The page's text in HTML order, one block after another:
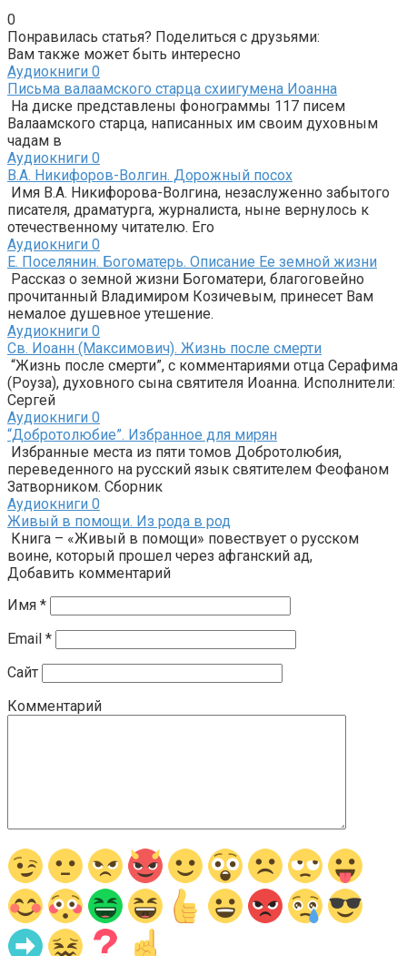
0
Понравилась статья? Поделиться с друзьями:
Вам также может быть интересно
Аудиокниги 0
Письма валаамского старца схиигумена Иоанна
На диске представлены фонограммы 117 писем
Валаамского старца, написанных им своим духовным
чадам в
Аудиокниги 0
В.А. Никифоров-Во​лгин. Дорожный посох
Имя В.А. Никифорова-Волгина, незаслуженно забытого
писателя, драматурга, журналиста, ныне вернулось к
отечественному читателю. Его
Аудиокниги 0
Е. Поселянин. Богоматерь. Описание Ее земной жизни
Рассказ о земной жизни Богоматери, благоговейно
прочитанный Владимиром Козичевым, принесет Вам
немалое душевное утешение.
Аудиокниги 0
Св. Иоанн (Максимович). Жизнь после смерти
“Жизнь после смерти”, с комментариями отца Серафима
(Роуза), духовного сына святителя Иоанна. Исполнители:
Сергей
Аудиокниги 0
“Добротолюбие”. Избранное для мирян
Избранные места из пяти томов Добротолюбия,
переведенного на русский язык святителем Феофаном
Затворником. Сборник
Аудиокниги 0
Живый в помощи. Из рода в род
Книга – «Живый в помощи» повествует о русском
воине, который прошел через афганский ад,
Добавить комментарий
Имя *
Email *
Сайт
Комментарий